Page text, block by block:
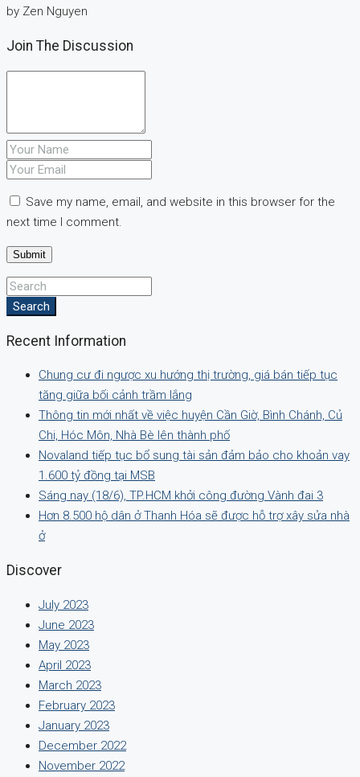
by Zen Nguyen
Join The Discussion
Save my name, email, and website in this browser for the
next time I comment.
Search
Recent Information
Chung cư đi ngược xu hướng thị trường, giá bán tiếp tục
tăng giữa bối cảnh trầm lắng
Thông tin mới nhất về việc huyện Cần Giờ, Bình Chánh, Củ
Chi, Hóc Môn, Nhà Bè lên thành phố
Novaland tiếp tục bổ sung tài sản đảm bảo cho khoản vay
1.600 tỷ đồng tại MSB
Sáng nay (18/6), TP.HCM khởi công đường Vành đai 3
Hơn 8.500 hộ dân ở Thanh Hóa sẽ được hỗ trợ xây sửa nhà
ở
Discover
July 2023
June 2023
May 2023
April 2023
March 2023
February 2023
January 2023
December 2022
November 2022